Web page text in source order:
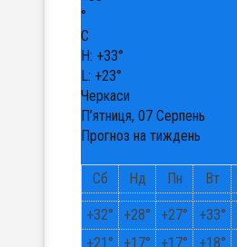
°
C
H: +33°
L: +23°
Черкаси
П’ятниця, 07 Серпень
Прогноз на тиждень
Сб Нд Пн Вт
+32° +28° +27° +33°
+21° +17° +17° +18°